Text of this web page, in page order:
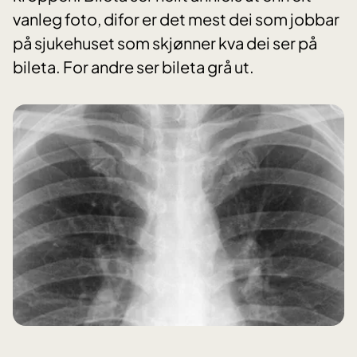
vanleg foto, difor er det mest dei som jobbar
på sjukehuset som skjønner kva dei ser på
bileta. For andre ser bileta grå ut.